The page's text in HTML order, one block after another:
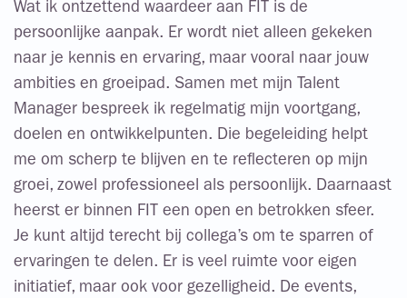
Wat ik ontzettend waardeer aan FIT is de
persoonlijke aanpak. Er wordt niet alleen gekeken
naar je kennis en ervaring, maar vooral naar jouw
ambities en groeipad. Samen met mijn Talent
Manager bespreek ik regelmatig mijn voortgang,
doelen en ontwikkelpunten. Die begeleiding helpt
me om scherp te blijven en te reflecteren op mijn
groei, zowel professioneel als persoonlijk. Daarnaast
heerst er binnen FIT een open en betrokken sfeer.
Je kunt altijd terecht bij collega’s om te sparren of
ervaringen te delen. Er is veel ruimte voor eigen
initiatief, maar ook voor gezelligheid. De events,